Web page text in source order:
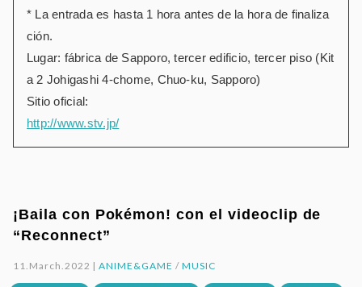
* La entrada es hasta 1 hora antes de la hora de finaliza
ción.
Lugar: fábrica de Sapporo, tercer edificio, tercer piso (Kit
a 2 Johigashi 4-chome, Chuo-ku, Sapporo)
Sitio oficial:
http://www.stv.jp/
¡Baila con Pokémon! con el videoclip de
“Reconnect”
11.March.2022 |ANIME&GAME / MUSIC